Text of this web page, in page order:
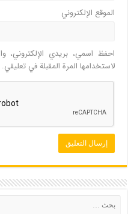
الموقع الإلكتروني
احفظ اسمي، بريدي الإلكتروني،
لاستخدامها المرة المقبلة في تعليقي.